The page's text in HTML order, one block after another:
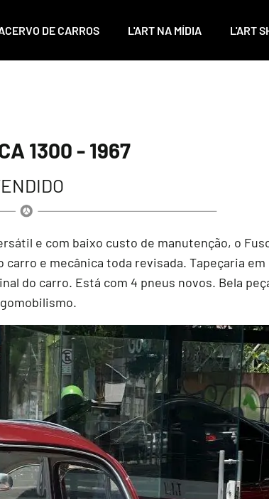
DE CARROS L'ART NA MÍDIA L'ART
1300 - 1967
e com baixo custo de manutenção, o
e mecânica toda revisada. Tapeçaria
do carro. Está com 4 pneus novos. Bela